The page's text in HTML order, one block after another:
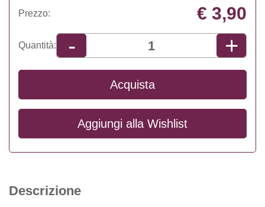
Prezzo: € 3,90
Quantità: - +
Acquista
Aggiungi alla Wishlist
Descrizione